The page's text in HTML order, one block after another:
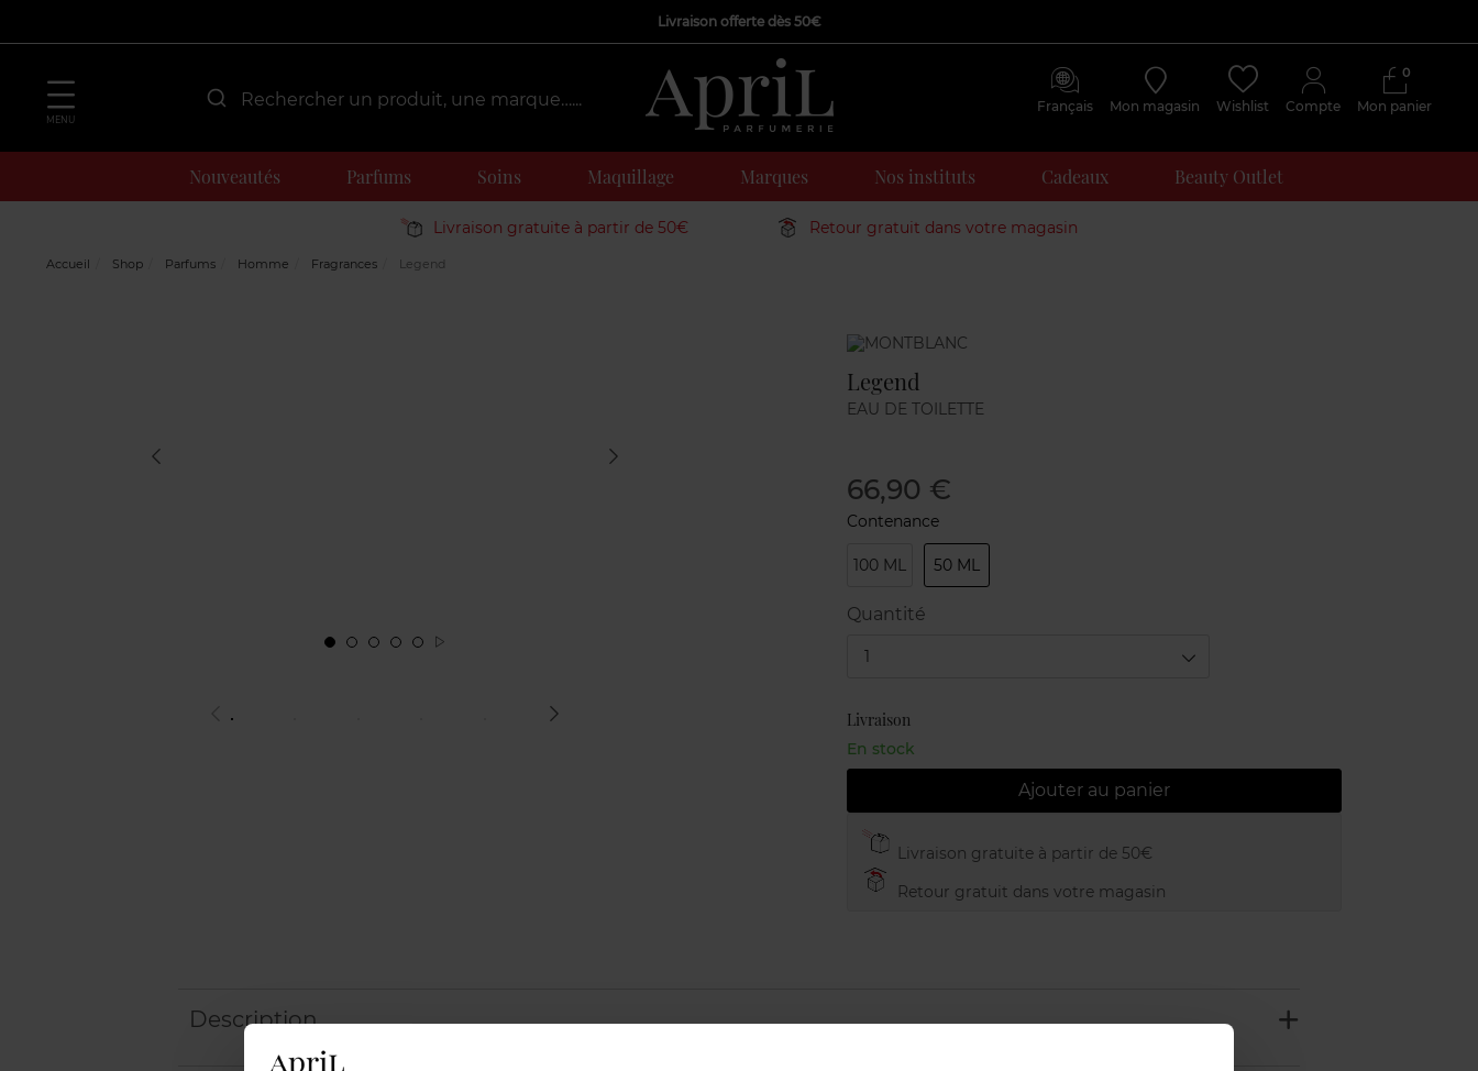
Livraison offerte dès 50€
MENU
Français Mon magasin Wishlist Compte Mon panier
0
Nouveautés Parfums Soins Maquillage Marques Nos instituts Cadeaux Beauty Outlet
Livraison gratuite à partir de 50€ Retour gratuit dans votre magasin
Accueil Shop Parfums Homme Fragrances Legend
Marque
Legend
EAU DE TOILETTE
66,90 €
Contenance
100 ML 50 ML
Quantité
1
Livraison
En stock
Ajouter au panier
Livraison gratuite à partir de 50€
Retour gratuit dans votre magasin
Description